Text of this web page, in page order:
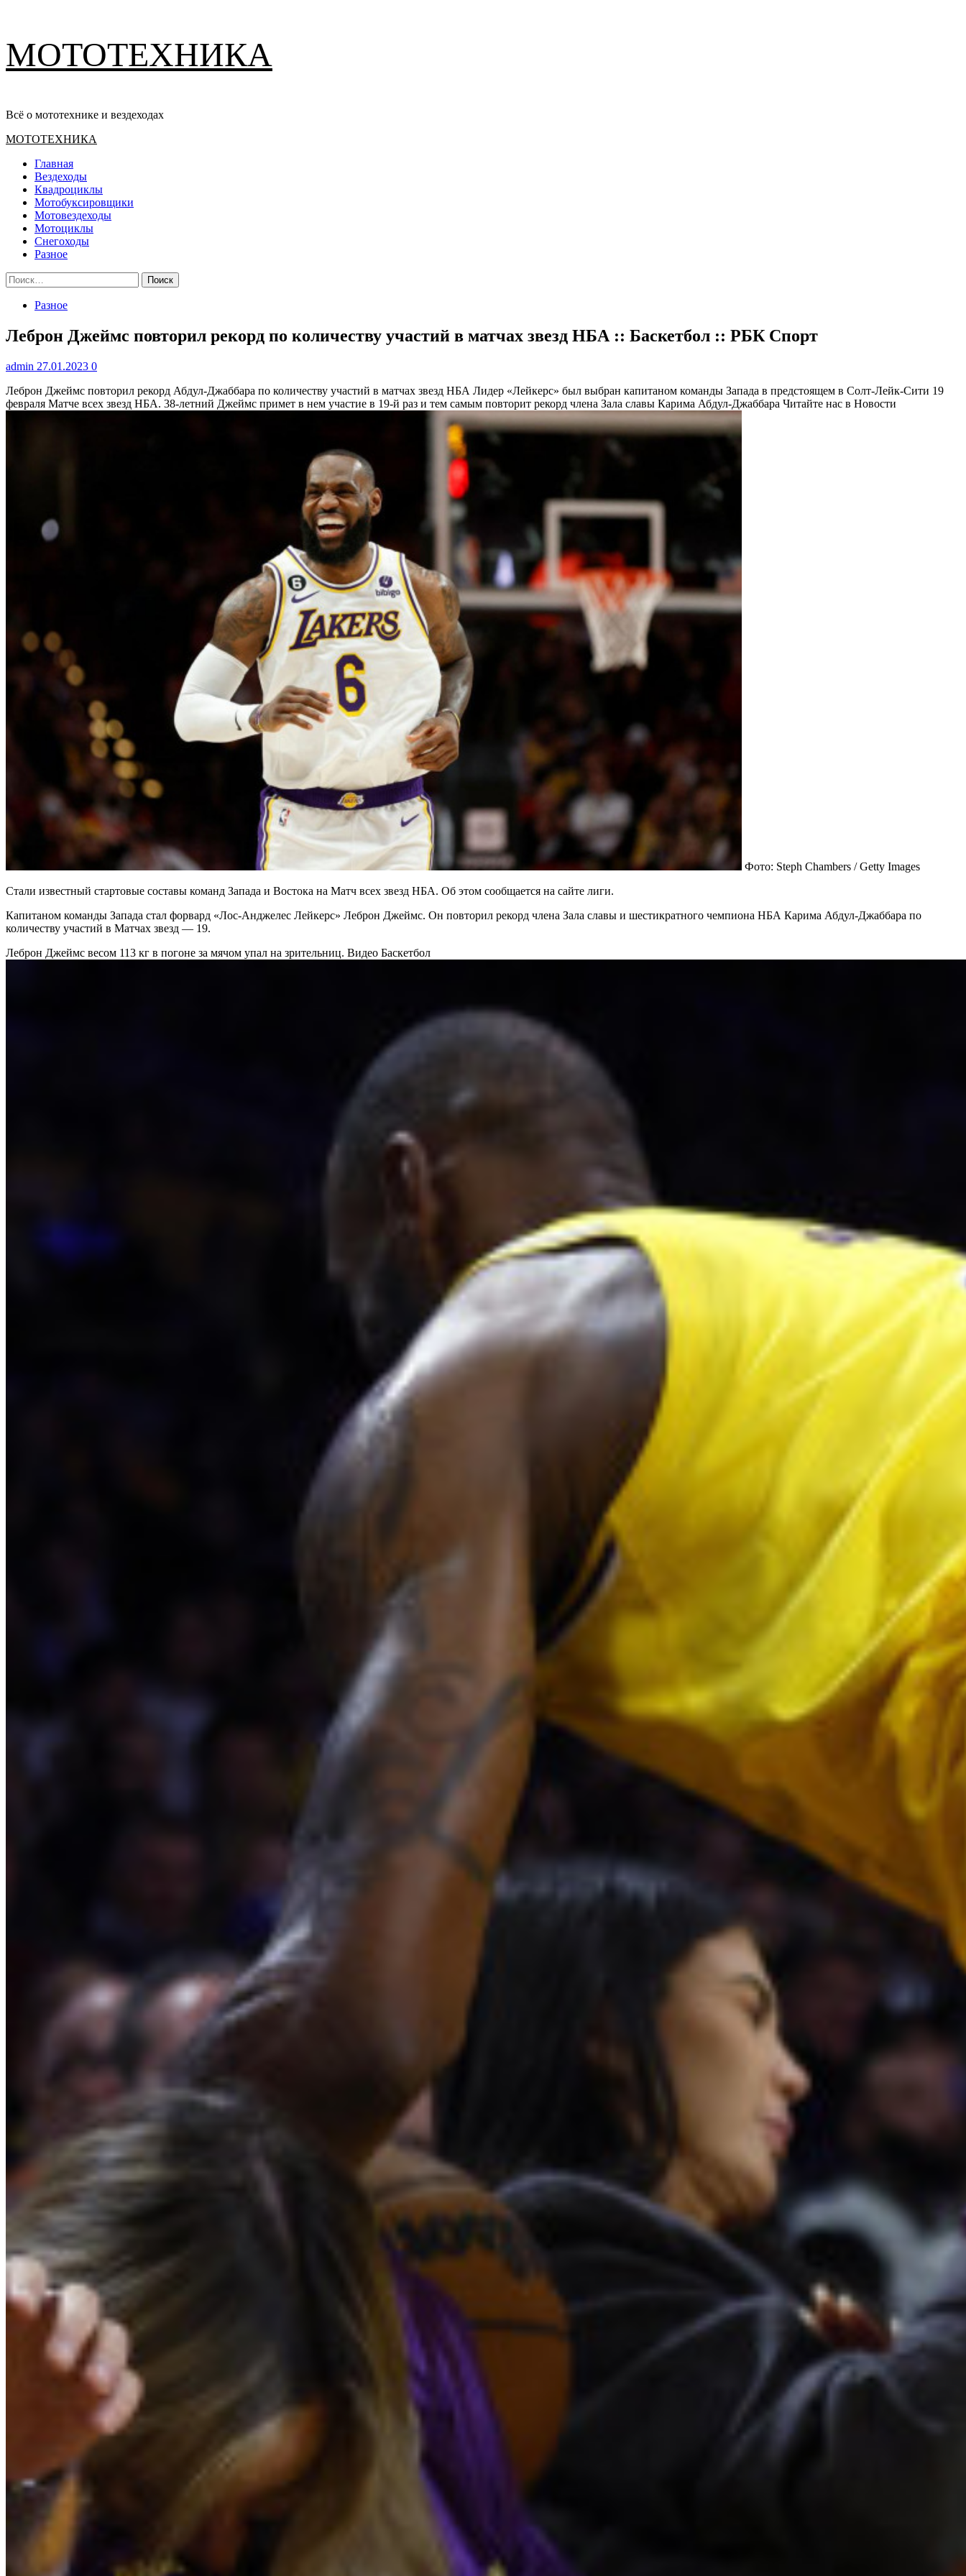
содержимому
МОТОТЕХНИКА
Всё о мототехнике и вездеходах
Основное
МОТОТЕХНИКА
Главная
Вездеходы
Квадроциклы
Мотобуксировщики
Мотовездеходы
Мотоциклы
Снегоходы
Разное
Найти:
Разное
Леброн Джеймс повторил рекорд по количеству участий в матчах звезд НБА :: Баскетбол :: РБК Спорт
admin 27.01.2023 0
Леброн Джеймс повторил рекорд Абдул-Джаббара по количеству участий в матчах звезд НБА Лидер «Лейкерс» был выбран капитаном команды Запада в предстоящем в Солт-Лейк-Сити 19
февраля Матче всех звезд НБА. 38-летний Джеймс примет в нем участие в 19-й раз и тем самым повторит рекорд члена Зала славы Карима Абдул-Джаббара Читайте нас в Новости
Фото: Steph Chambers / Getty Images
Стали известный стартовые составы команд Запада и Востока на Матч всех звезд НБА. Об этом сообщается на сайте лиги.
Капитаном команды Запада стал форвард «Лос-Анджелес Лейкерс» Леброн Джеймс. Он повторил рекорд члена Зала славы и шестикратного чемпиона НБА Карима Абдул-Джаббара по
количеству участий в Матчах звезд — 19.
Леброн Джеймс весом 113 кг в погоне за мячом упал на зрительниц. Видео Баскетбол